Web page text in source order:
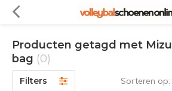
Producten getagd met
bag (0)
Filters Sorteren op: